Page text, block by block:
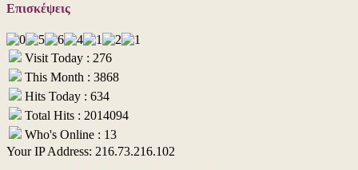
Επισκέψεις
Visit Today : 276
This Month : 3868
Hits Today : 634
Total Hits : 2014094
Who's Online : 13
Your IP Address: 216.73.216.102